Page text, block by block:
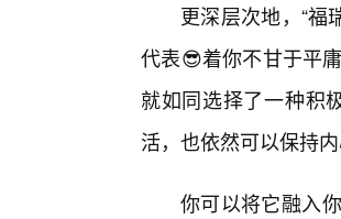
更深层次地，“福
代表😎着你不甘于平
就如同选择了一种积
活，也依然可以保持
你可以将它融入